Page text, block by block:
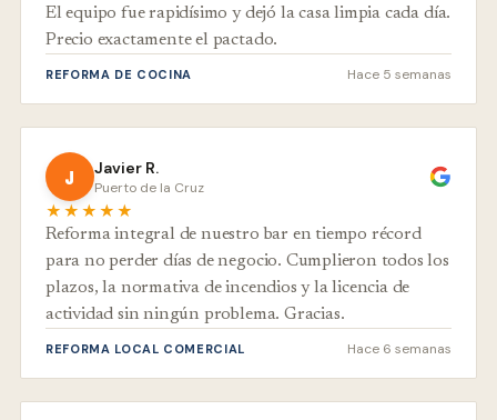
El equipo fue rapidísimo y dejó la casa limpia cada día.
Precio exactamente el pactado.
REFORMA DE COCINA Hace 5 semanas
J Javier R.
Puerto de la Cruz
★★★★★
Reforma integral de nuestro bar en tiempo récord
para no perder días de negocio. Cumplieron todos los
plazos, la normativa de incendios y la licencia de
actividad sin ningún problema. Gracias.
REFORMA LOCAL COMERCIAL Hace 6 semanas